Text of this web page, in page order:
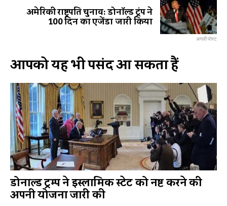
अमेरिकी राष्ट्रपति चुनाव: डोनॉल्ड ट्रंप ने
100 दिन का एजेंडा जारी किया
अगली पोस्ट
आपको यह भी पसंद आ सकता हैं
डोनाल्ड ट्रम्प ने इस्लामिक स्टेट को नष्ट करने की
अपनी योजना जारी की